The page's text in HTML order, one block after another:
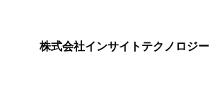
株式会社インサイトテクノロジー